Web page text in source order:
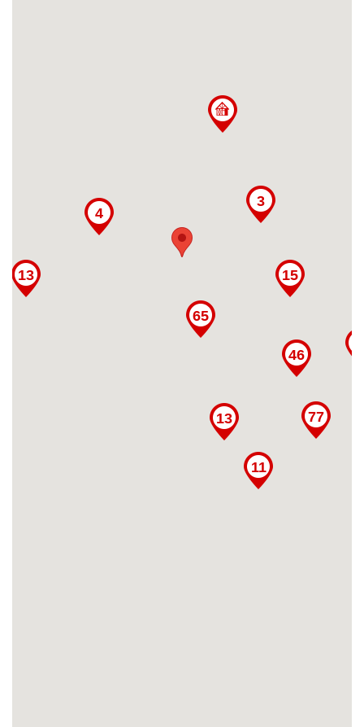
13 77
65
13
4
46
11
15
3